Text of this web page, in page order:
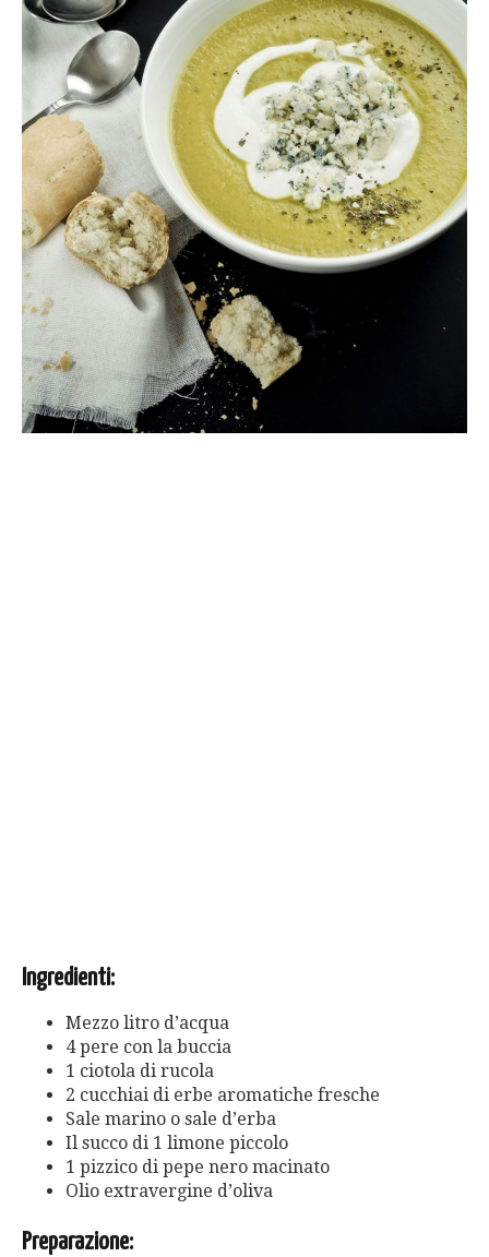
Ingredienti:
Mezzo litro d’acqua
4 pere con la buccia
1 ciotola di rucola
2 cucchiai di erbe aromatiche fresche
Sale marino o sale d’erba
Il succo di 1 limone piccolo
1 pizzico di pepe nero macinato
Olio extravergine d’oliva
Preparazione: